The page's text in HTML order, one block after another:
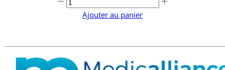
Ajouter au panier